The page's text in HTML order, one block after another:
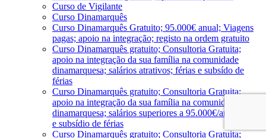
Curso de Vigilante
Curso Dinamarquês
Curso Dinamarquês Gratuito; 95.000€ anual; Viagens
pagas; apoio na integração; registo na ordem gratuito
Curso Dinamarquês gratuito; Consultoria Gratuita;
apoio na integração da sua família na comunidade
dinamarquesa; salários atrativos; férias e subsído de
férias
Curso Dinamarquês gratuito; Consultoria Gratuita;
apoio na integração da sua família na comunidade
dinamarquesa; salários superiores a 95.000€/ano; férias
e subsídio de férias
Curso Dinamarquês gratuito; Consultoria Gratuita;